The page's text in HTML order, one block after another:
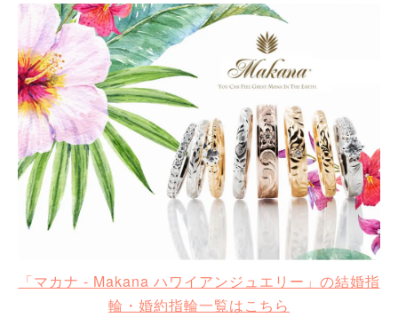
「マカナ - Makana ハワイアンジュエリー」の結婚指
輪・婚約指輪一覧はこちら